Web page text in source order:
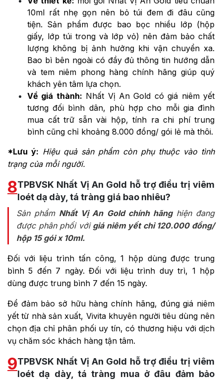
10ml rất nhẹ gọn nên bỏ túi đem đi đâu cũng
tiện. Sản phẩm được bao bọc nhiều lớp (hộp
giấy, lớp túi trong và lớp vỏ) nên đảm bảo chất
lượng không bị ảnh hưởng khi vận chuyển xa.
Bao bì bên ngoài có đầy đủ thông tin hướng dẫn
và tem niêm phong hàng chính hãng giúp quý
khách yên tâm lựa chọn.
Về giá thành: Nhất Vị An Gold có giá niêm yết
tương đối bình dân, phù hợp cho mỗi gia đình
mua cất trữ sẵn vài hộp, tính ra chi phí trung
bình cũng chỉ khoảng 8.000 đồng/ gói lẻ mà thôi.
*Lưu ý: Hiệu quả sản phẩm còn phụ thuộc vào tình
trạng của mỗi người.
8TPBVSK Nhất Vị An Gold hỗ trợ điều trị viêm
loét dạ dày, tá tràng giá bao nhiêu?
Sản phẩm Nhất Vị An Gold chính hãnghiện đang
được phân phối với giá niêm yết chỉ 120.000 đồng/
hộp 15 gói x 10ml.
Đối với liệu trình tấn công, 1 hộp dùng được trung
bình 5 đến 7 ngày. Đối với liệu trình duy trì, 1 hộp
dùng được trung bình 7 đến 15 ngày.
Để đảm bảo sở hữu hàng chính hãng, đúng giá niêm
yết từ nhà sản xuất, Vivita khuyên người tiêu dùng nên
chọn địa chỉ phân phối uy tín, có thương hiệu với dịch
vụ chăm sóc khách hàng tận tâm.
9TPBVSK Nhất Vị An Gold hỗ trợ điều trị viêm
loét dạ dày, tá tràng mua ở đâu đảm bảo